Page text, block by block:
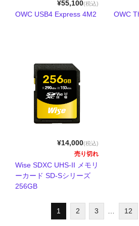
¥55,100(税込)
OWC USB4 Express 4M2 OWC
¥14,000(税込)
売り切れ
Wise SDXC UHS-II メモリ
ーカード SD-Sシリーズ
256GB
1 2 3 12